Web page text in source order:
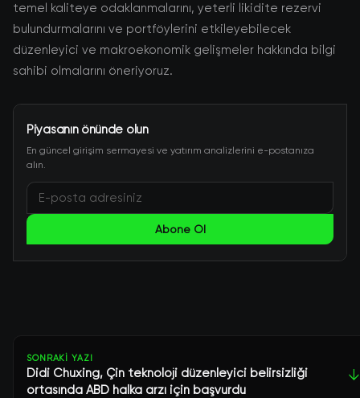
temel kaliteye odaklanmalarını, yeterli likidite rezervi
bulundurmalarını ve portföylerini etkileyebilecek
düzenleyici ve makroekonomik gelişmeler hakkında bilgi
sahibi olmalarını öneriyoruz.
Piyasanın önünde olun
En güncel girişim sermayesi ve yatırım analizlerini e-postanıza
alın.
Abone Ol
SONRAKI YAZI
Didi Chuxing, Çin teknoloji düzenleyici belirsizliği
ortasında ABD halka arzı için başvurdu
↓